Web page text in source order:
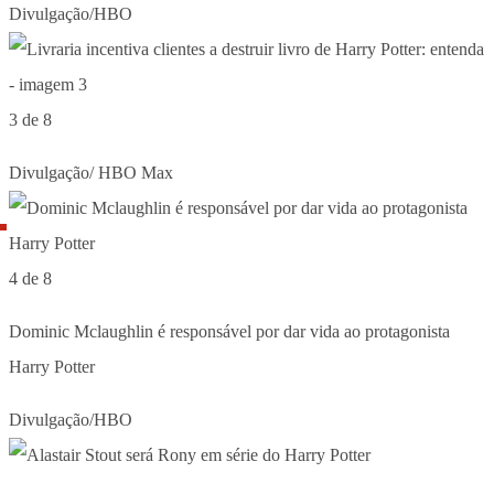
Divulgação/HBO
3 de 8
Divulgação/ HBO Max
4 de 8
Dominic Mclaughlin é responsável por dar vida ao protagonista
Harry Potter
Divulgação/HBO